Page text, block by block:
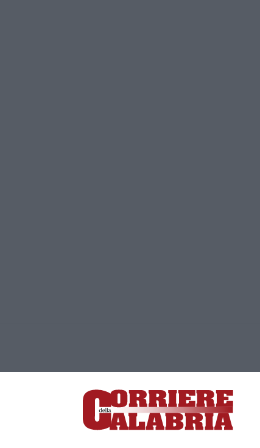
Lamezia Terme (CZ)
- Direttore responsabile Paola Militano |Privacy